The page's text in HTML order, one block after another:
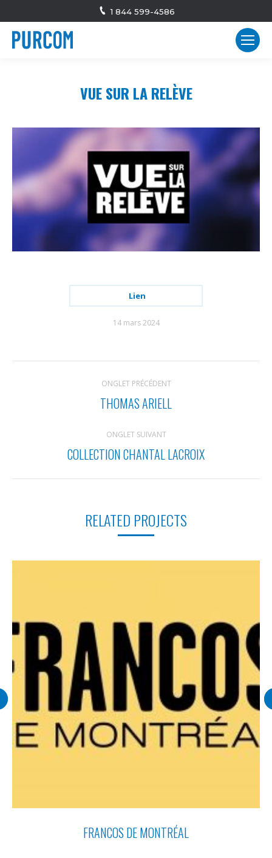
1 844 599-4586
VUE SUR LA RELÈVE
Lien
14 mars 2024
COMMENTAIRE
ONGLET PRÉCÉDENT
Onglet
THOMAS ARIELL
ONGLET SUIVANT
Projets
COLLECTION CHANTAL LACROIX
RELATED PROJECTS
FRANCOS DE MONTRÉAL